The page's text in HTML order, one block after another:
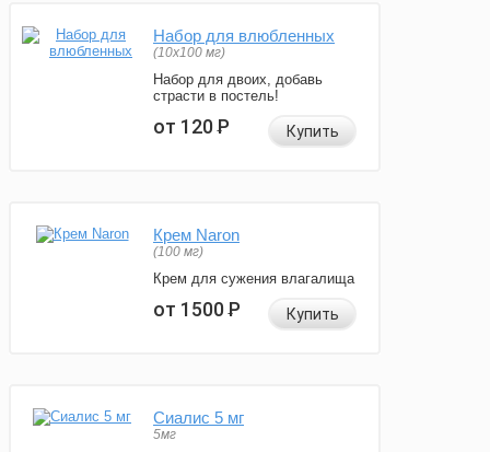
Набор для влюбленных
(10х100 мг)
Набор для двоих, добавь
страсти в постель!
от 120Р Купить
Крем Naron
(100 мг)
Крем для сужения влагалища
от 1500Р Купить
Сиалис 5 мг
5мг